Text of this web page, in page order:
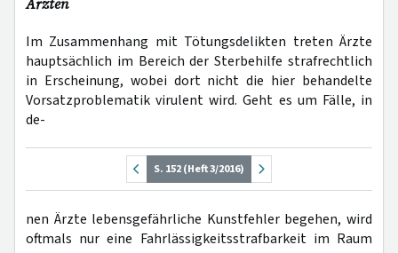
Ärzten
Im Zusammenhang mit Tötungsdelikten treten Ärzte
hauptsächlich im Bereich der Sterbehilfe strafrechtlich
in Erscheinung, wobei dort nicht die hier behandelte
Vorsatzproblematik virulent wird. Geht es um Fälle, in
de-
S. 152 (Heft 3/2016)
nen Ärzte lebensgefährliche Kunstfehler begehen, wird
oftmals nur eine Fahrlässigkeitsstrafbarkeit im Raum